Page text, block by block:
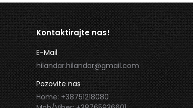
Kontaktirajte nas!
E-Mail
hilandar.hilandar@gmail.com
Pozovite nas
Home: +38751218080